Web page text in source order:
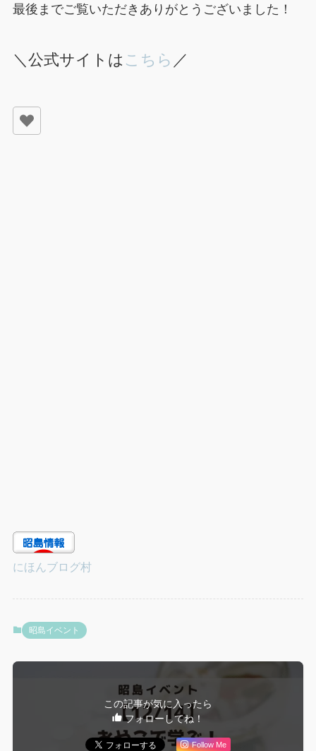
最後までご覧いただきありがとうございました！
＼公式サイトは こちら ／
にほんブログ村
昭島イベント
この記事が気に入ったら
フォローしてね！
Follow Me